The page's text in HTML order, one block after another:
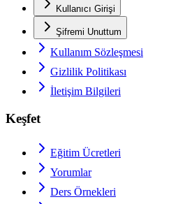
Kullanıcı Girişi
Şifremi Unuttum
Kullanım Sözleşmesi
Gizlilik Politikası
İletişim Bilgileri
Keşfet
Eğitim Ücretleri
Yorumlar
Ders Örnekleri